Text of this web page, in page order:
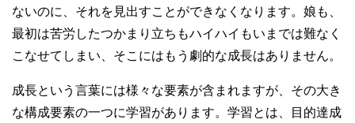
ないのに、それを見出すことができなくなります。娘も、
最初は苦労したつかまり立ちもハイハイもいまでは難なく
こなせてしまい、そこにはもう劇的な成長はありません。
成長という言葉には様々な要素が含まれますが、その大き
な構成要素の一つに学習があります。学習とは、目的達成